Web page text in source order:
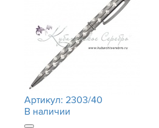
Артикул: 2303/40
В наличии